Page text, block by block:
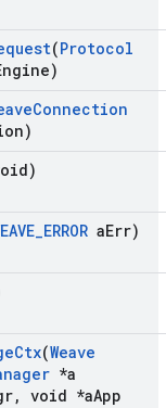
(Protocol
Connection
_ERROR aErr)
Ctx(Weave
*a
, void *aApp